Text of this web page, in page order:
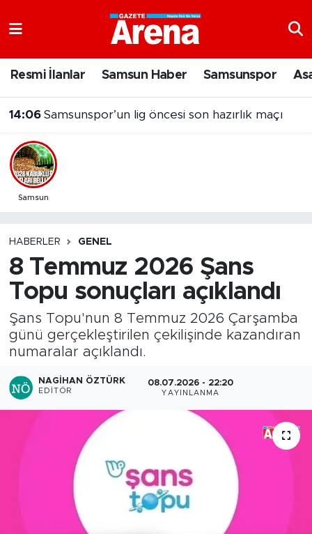
Resmi İlanlar Samsun Haber Samsunspor
14:06 Samsunspor’un lig öncesi son hazırlık maçı
Samsun
HABERLER GENEL
8 Temmuz 2026 Şans
Topu sonuçları açıklandı
Şans Topu'nun 8 Temmuz 2026 Çarşamba
günü gerçekleştirilen çekilişinde kazandıran
numaralar açıklandı.
NAGIHAN ÖZTÜRK
EDITÖR
08.07.2026 - 22:20
YAYINLANMA
Samsun Namaz Vakitleri
Trafik Durumu
Süper Lig Puan Durumu ve Fikstür
Son Dakika Haberleri
Haber Arşivi